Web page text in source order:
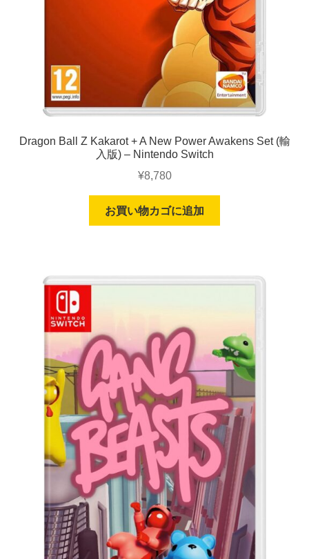
Dragon Ball Z Kakarot + A New Power Awakens Set (輸
入版) – Nintendo Switch
¥8,780
お買い物カゴに追加